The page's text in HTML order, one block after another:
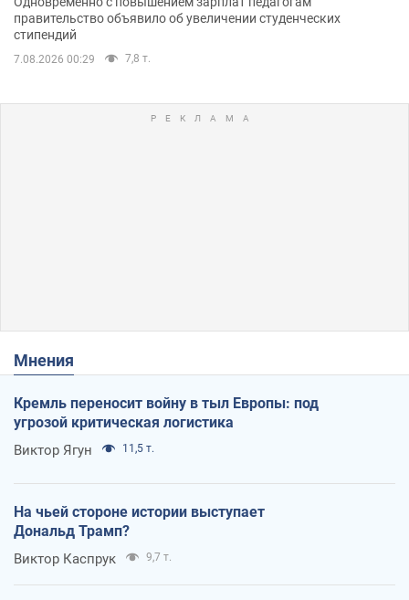
правительство объявило об увеличении студенческих
стипендий
7.08.2026 00:29 7,8 т.
Мнения
Кремль переносит войну в тыл Европы: под
угрозой критическая логистика
Виктор Ягун 11,5 т.
На чьей стороне истории выступает
Дональд Трамп?
Виктор Каспрук 9,7 т.